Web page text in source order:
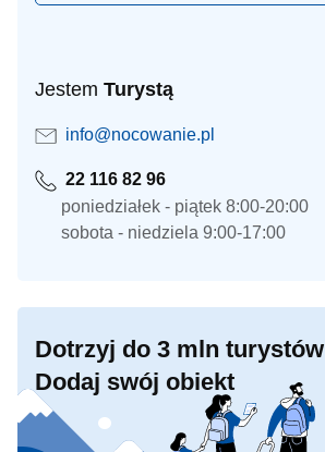
Jestem Turystą
info@nocowanie.pl
22 116 82 96
poniedziałek - piątek 8:00-20:00
sobota - niedziela 9:00-17:00
Dotrzyj do 3 mln turystów
Dodaj swój obiekt